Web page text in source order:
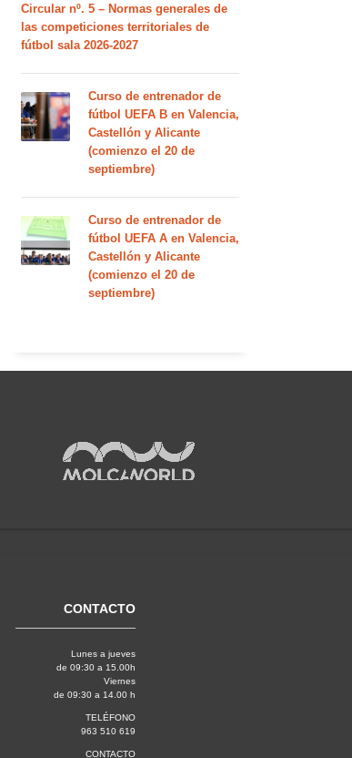
Circular nº. 5 – Normas generales de
las competiciones territoriales de
fútbol sala 2026-2027
Curso de entrenador de
fútbol UEFA B en Valencia,
Castellón y Alicante
(comienzo el 20 de
septiembre)
Curso de entrenador de
fútbol UEFA A en Valencia,
Castellón y Alicante
(comienzo el 20 de
septiembre)
CONTACTO
Lunes a jueves
de 09:30 a 15.00h
Viernes
de 09:30 a 14.00 h
TELÉFONO
963 510 619
CONTACTO